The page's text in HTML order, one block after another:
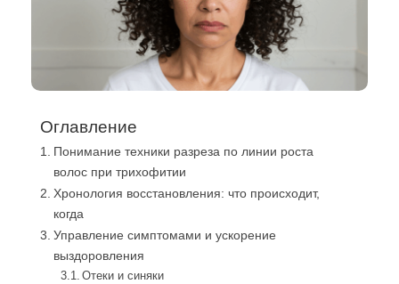
Оглавление
Понимание техники разреза по линии роста
волос при трихофитии
Хронология восстановления: что происходит,
когда
Управление симптомами и ускорение
выздоровления
Отеки и синяки